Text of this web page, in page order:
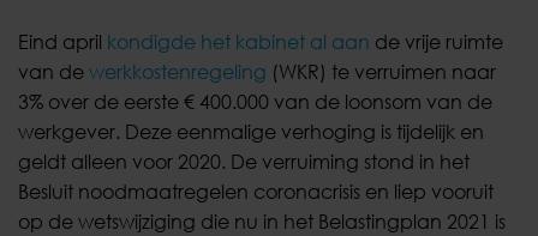
Eind april kondigde het kabinet al aan de vrije ruimte
van de werkkostenregeling (WKR) te verruimen naar
3% over de eerste € 400.000 van de loonsom van de
werkgever. Deze eenmalige verhoging is tijdelijk en
geldt alleen voor 2020. De verruiming stond in het
Besluit noodmaatregelen coronacrisis en liep vooruit
op de wetswijziging die nu in het Belastingplan 2021 is